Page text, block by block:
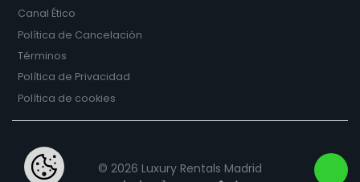
Canal Ético
Política de Cancelación
Términos
Política de Privacidad
Política de cookies
© 2026 Luxury Rentals Madrid